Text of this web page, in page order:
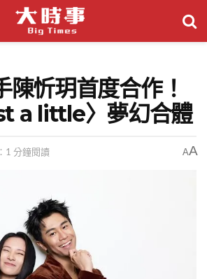
陳忻玥首度合作！
a little〉夢幻合體
1 分鐘閱讀 AA